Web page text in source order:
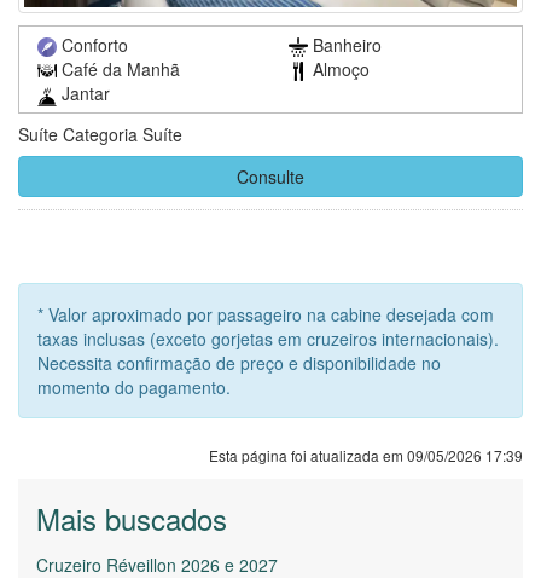
Conforto
Banheiro
Café da Manhã
Almoço
Jantar
Suíte Categoria Suíte
Consulte
* Valor aproximado por passageiro na cabine desejada com
taxas inclusas (exceto gorjetas em cruzeiros internacionais).
Necessita confirmação de preço e disponibilidade no
momento do pagamento.
Esta página foi atualizada em 09/05/2026 17:39
Mais buscados
Cruzeiro Réveillon 2026 e 2027